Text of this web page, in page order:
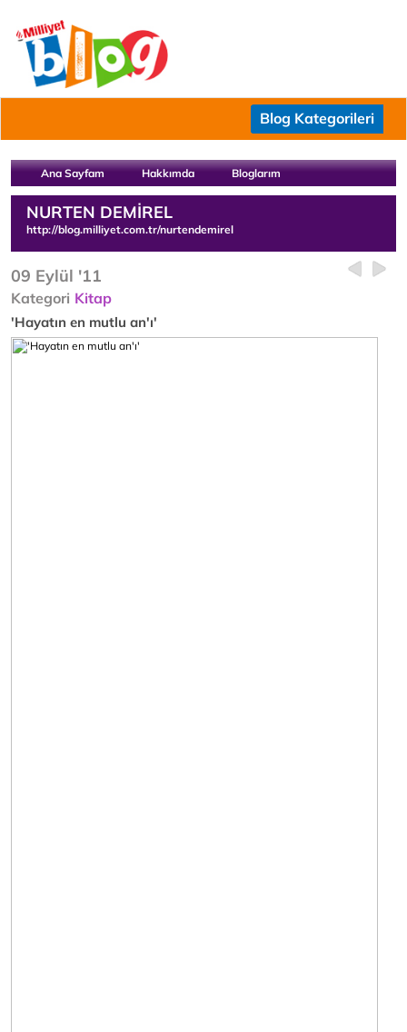
Blog Kategorileri
Ana Sayfam Hakkımda Bloglarım
NURTEN DEMİREL
http://blog.milliyet.com.tr/nurtendemirel
09 Eylül '11
Kategori Kitap
'Hayatın en mutlu an'ı'